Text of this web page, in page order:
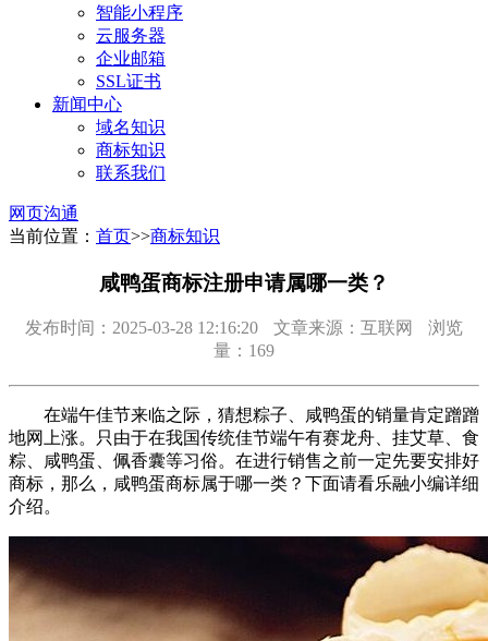
智能小程序
云服务器
企业邮箱
SSL证书
新闻中心
域名知识
商标知识
联系我们
网页沟通
当前位置： 首页>>商标知识
咸鸭蛋商标注册申请属哪一类？
发布时间：2025-03-28 12:16:20 文章来源：互联网
浏览
量：169
在端午佳节来临之际，猜想粽子、咸鸭蛋的销量肯定蹭蹭
地网上涨。只由于在我国传统佳节端午有赛龙舟、挂艾草、食
粽、咸鸭蛋、佩香囊等习俗。在进行销售之前一定先要安排好
商标，那么，咸鸭蛋商标属于哪一类？下面请看乐融小编详细
介绍。